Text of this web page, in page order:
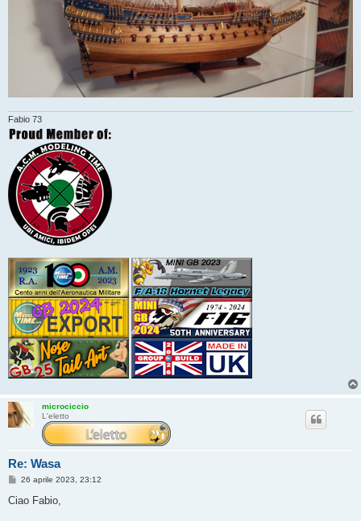
Fabio 73
microciccio
L'eletto
Re: Wasa
M
s
26 aprile 2023, 23:12
Ciao Fabio,